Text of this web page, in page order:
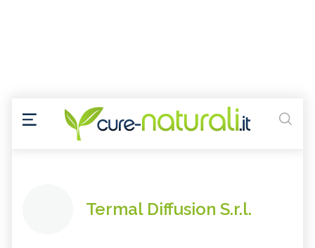
Termal Diffusion S.r.l.